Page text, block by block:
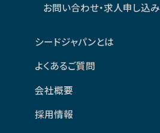
お問い合わせ・求人申し込み
シードジャパンとは
よくあるご質問
会社概要
採用情報